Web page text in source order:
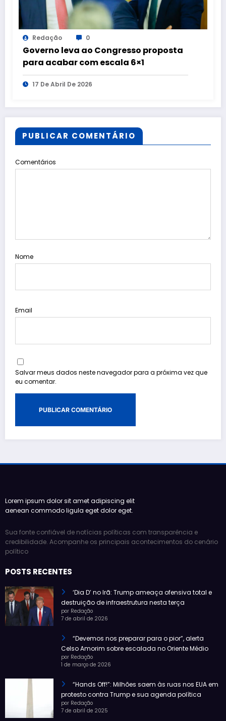
Redação 0
Governo leva ao Congresso proposta
para acabar com escala 6×1
17 De Abril De 2026
PUBLICAR COMENTÁRIO
Comentários
Nome
Email
Salvar meus dados neste navegador para a próxima vez que
eu comentar.
Lorem ipsum dolor sit amet adipiscing elit
aenean commodo ligula eget dolor eget.
Sua fonte confiável de notícias políticas com transparência e
credibilidade. Acompanhe os principais acontecimentos do cenário
político
POSTS RECENTES
‘Dia D’ no Irã: Trump ameaça ofensiva total e
destruição de infraestrutura nesta terça
por Redação
7 de abril de 2026
“Devemos nos preparar para o pior”, alerta
Celso Amorim sobre escalada no Oriente Médio
por Redação
1 de março de 2026
“Hands Off!”: Milhões saem às ruas nos EUA em
protesto contra Trump e sua agenda política
por Redação
7 de abril de 2025